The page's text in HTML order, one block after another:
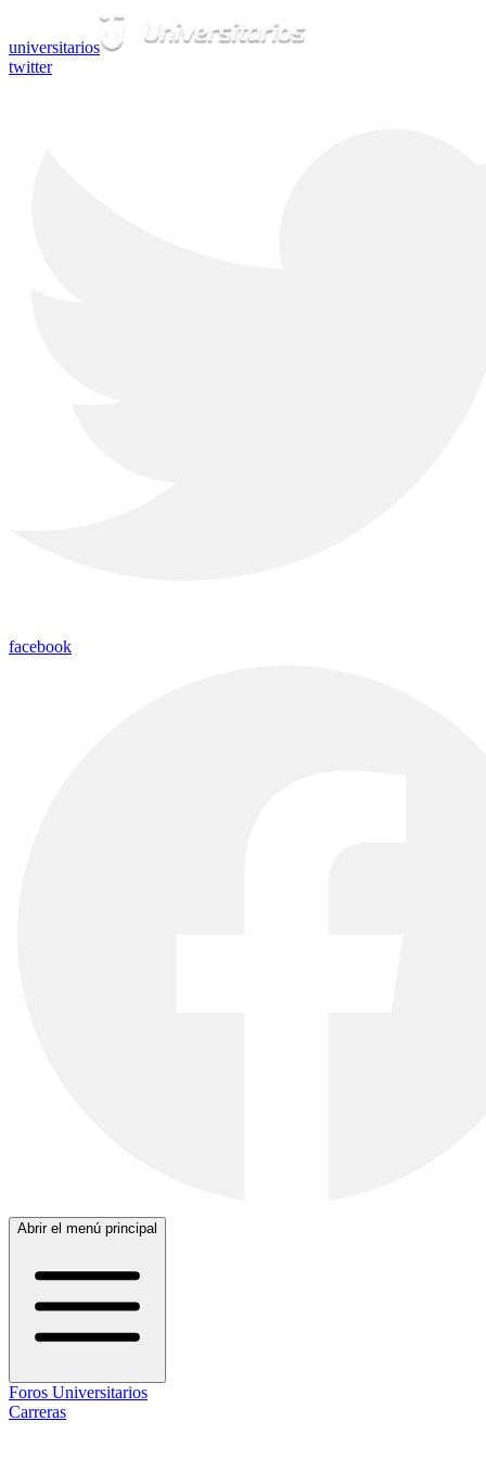
universitarios
twitter
facebook
Abrir el menú principal
Foros Universitarios
Carreras